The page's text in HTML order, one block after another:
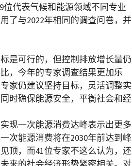
位代表气候和能源领域不同专业
了与2022年相同的调查问卷，并
是可行的，但控制排放增长量仍
，今年的专家调查结果更加乐
家仍建议坚持目标，灵活调整实
时确保能源安全，平衡社会和经
现一次能源消费达峰表示出更多
次能源消费将在2030年前达到峰
顶，而41位专家不这么认为，还
来的社会经济形势紧密相关。对